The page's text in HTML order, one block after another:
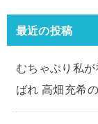
最近の投稿
むちゃぶり私
ばれ 高畑充希